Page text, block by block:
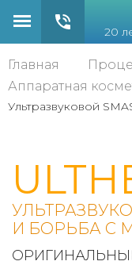
20
Главная
Аппаратная
Ультразвуковой
И БОРЬБА С